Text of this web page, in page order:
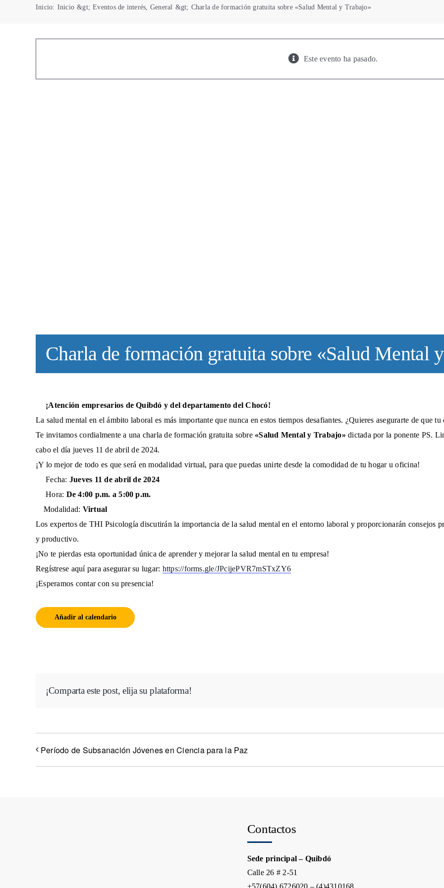
Inicio: Inicio &gt; Eventos de interés, General &gt; Charla de formación gratuita sobre «Salud Mental y Trabajo»
Este evento ha pasado.
Charla de formación gratuita sobre «Salud Mental
¡Atención empresarios de Quibdó y del departamento del Chocó!
La salud mental en el ámbito laboral es más importante que nunca en estos tiempos desafiantes. ¿Quieres asegurarte de que
Te invitamos cordialmente a una charla de formación gratuita sobre «Salud Mental y Trabajo» dictada por la ponente PS.
cabo el día jueves 11 de abril de 2024.
¡Y lo mejor de todo es que será en modalidad virtual, para que puedas unirte desde la comodidad de tu hogar u oficina!
Fecha: Jueves 11 de abril de 2024
Hora: De 4:00 p.m. a 5:00 p.m.
Modalidad: Virtual
Los expertos de THI Psicología discutirán la importancia de la salud mental en el entorno laboral y proporcionarán consejos
y productivo.
¡No te pierdas esta oportunidad única de aprender y mejorar la salud mental en tu empresa!
Regístrese aquí para asegurar su lugar: https://forms.gle/JPcijePVR7mSTxZY6
¡Esperamos contar con su presencia!
Añadir al calendario
¡Comparta este post, elija su plataforma!
Período de Subsanación Jóvenes en Ciencia para la Paz
Contactos
Sede principal – Quibdó
Calle 26 # 2-51